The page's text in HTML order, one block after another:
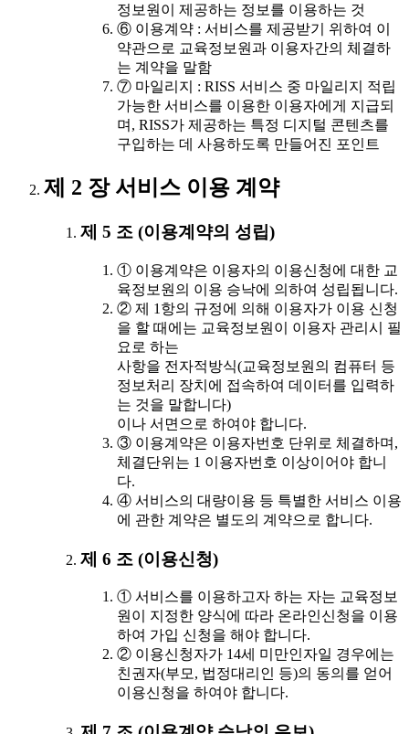
정보원이 제공하는 정보를 이용하는 것
⑥ 이용계약 : 서비스를 제공받기 위하여 이
약관으로 교육정보원과 이용자간의 체결하
는 계약을 말함
⑦ 마일리지 : RISS 서비스 중 마일리지 적립
가능한 서비스를 이용한 이용자에게 지급되
며, RISS가 제공하는 특정 디지털 콘텐츠를
구입하는 데 사용하도록 만들어진 포인트
제 2 장 서비스 이용 계약
제 5 조 (이용계약의 성립)
① 이용계약은 이용자의 이용신청에 대한 교
육정보원의 이용 승낙에 의하여 성립됩니다.
② 제 1항의 규정에 의해 이용자가 이용 신청
을 할 때에는 교육정보원이 이용자 관리시 필
요로 하는
사항을 전자적방식(교육정보원의 컴퓨터 등
정보처리 장치에 접속하여 데이터를 입력하
는 것을 말합니다)
이나 서면으로 하여야 합니다.
③ 이용계약은 이용자번호 단위로 체결하며,
체결단위는 1 이용자번호 이상이어야 합니
다.
④ 서비스의 대량이용 등 특별한 서비스 이용
에 관한 계약은 별도의 계약으로 합니다.
제 6 조 (이용신청)
① 서비스를 이용하고자 하는 자는 교육정보
원이 지정한 양식에 따라 온라인신청을 이용
하여 가입 신청을 해야 합니다.
② 이용신청자가 14세 미만인자일 경우에는
친권자(부모, 법정대리인 등)의 동의를 얻어
이용신청을 하여야 합니다.